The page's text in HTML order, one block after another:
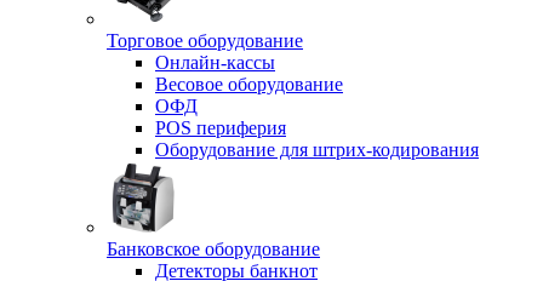
Торговое оборудование
Онлайн-кассы
Весовое оборудование
ОФД
POS периферия
Оборудование для штрих-кодирования
Банковское оборудование
Детекторы банкнот